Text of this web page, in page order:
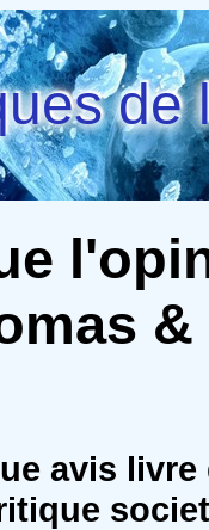
de
avis